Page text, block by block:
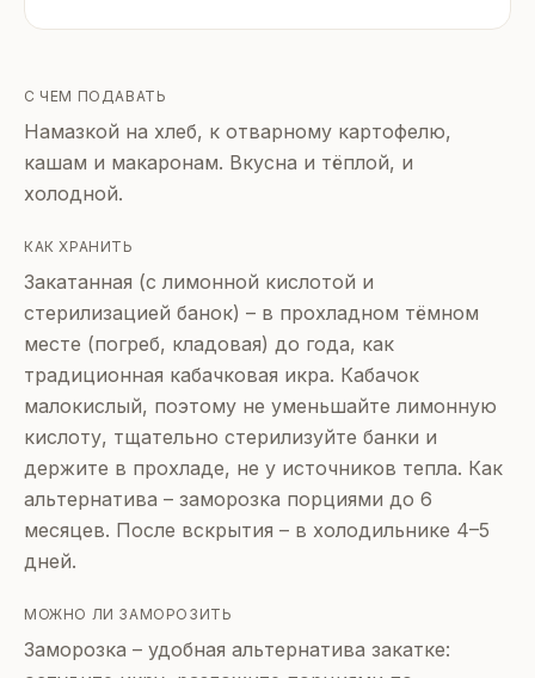
С ЧЕМ ПОДАВАТЬ
Намазкой на хлеб, к отварному картофелю,
кашам и макаронам. Вкусна и тёплой, и
холодной.
КАК ХРАНИТЬ
Закатанная (с лимонной кислотой и
стерилизацией банок) – в прохладном тёмном
месте (погреб, кладовая) до года, как
традиционная кабачковая икра. Кабачок
малокислый, поэтому не уменьшайте лимонную
кислоту, тщательно стерилизуйте банки и
держите в прохладе, не у источников тепла. Как
альтернатива – заморозка порциями до 6
месяцев. После вскрытия – в холодильнике 4–5
дней.
МОЖНО ЛИ ЗАМОРОЗИТЬ
Заморозка – удобная альтернатива закатке: